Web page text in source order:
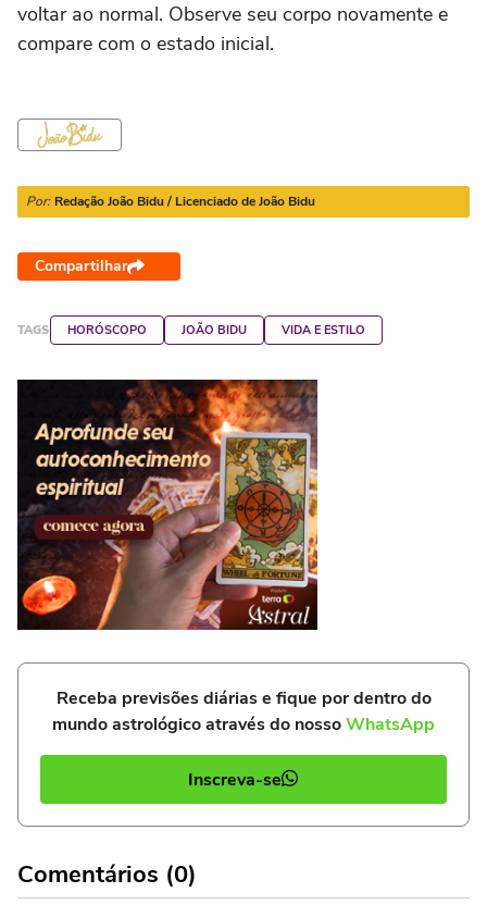
voltar ao normal. Observe seu corpo novamente e
compare com o estado inicial.
Por: Redação João Bidu / Licenciado de João Bidu
Compartilhar
TAGS HORÓSCOPO JOÃO BIDU VIDA E ESTILO
Receba previsões diárias e fique por dentro do
mundo astrológico através do nossoWhatsApp
Inscreva-se
Comentários (0)